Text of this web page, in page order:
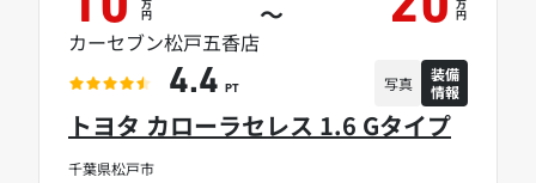
千葉県松戸市
トヨタ カローラセレス 1.6 Gタイプ
万
円 ～ 万
円
カーセブン松戸五香店
4.4 PT 写真
装備
情報